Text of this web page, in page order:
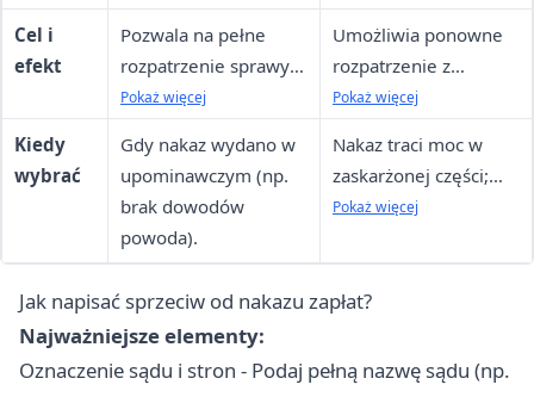
formalne mogą
prowadzić do
odrzucenia.
odrzucić, jeśli
nieopłacone lub
nieuzasadnione.
Cel i
efekt
Pozwala na pełne
rozpatrzenie sprawy
w trybie zwykłym, z
możliwością zebrania
dowodów.
Pokaż więcej
Umożliwia ponowne
rozpatrzenie z
dodatkowymi
argumentami, ale
nakaz jest
egzekwowalny do
czasu wyroku.
Pokaż więcej
Kiedy
wybrać
Gdy nakaz wydano w
upominawczym (np.
brak dowodów
powoda).
Nakaz traci moc w
zaskarżonej części;
sprawa przechodzi do
egzekucja
wstrzymana
Pokaż więcej
Jak napisać sprzeciw od nakazu zapłat?
Najważniejsze elementy:
Oznaczenie sądu i stron - Podaj pełną nazwę sądu (np.